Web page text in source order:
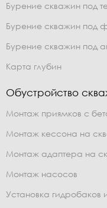
Бурение скважин под
Бурение скважин под
Бурение скважин под
Карта глубин
Обустройство
Монтаж приямков с
Монтаж кессона на
Монтаж адаптера на
Монтаж насосов
Установка гидробаков